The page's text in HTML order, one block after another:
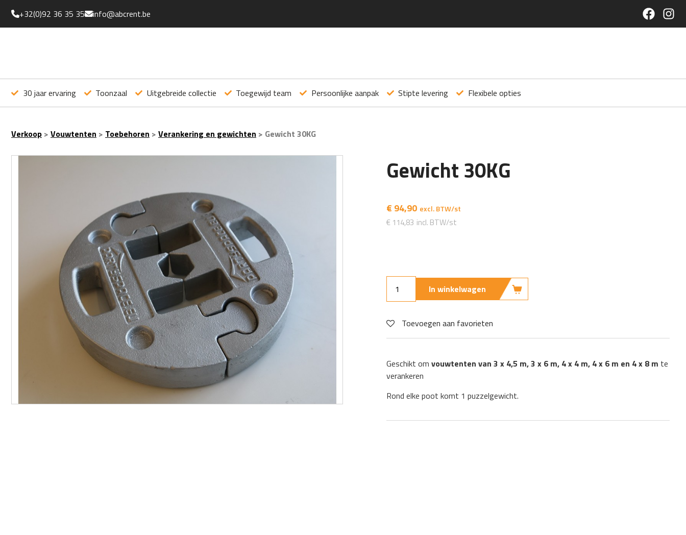
+32(0)92 36 35 35 info@abcrent.be
30 jaar ervaring Toonzaal Uitgebreide collectie Toegewijd team Persoonlijke aanpak Stipte levering Flexibele opties
Verkoop > Vouwtenten > Toebehoren > Verankering en gewichten > Gewicht 30KG
Gewicht 30KG
€ 94,90
€ 114,83
In winkelwagen
Toevoegen aan favorieten
Geschikt om vouwtenten van 3 x 4,5 m, 3 x 6 m, 4 x 4 m, 4 x 6 m en 4 x 8 m te
verankeren
Rond elke poot komt 1 puzzelgewicht.